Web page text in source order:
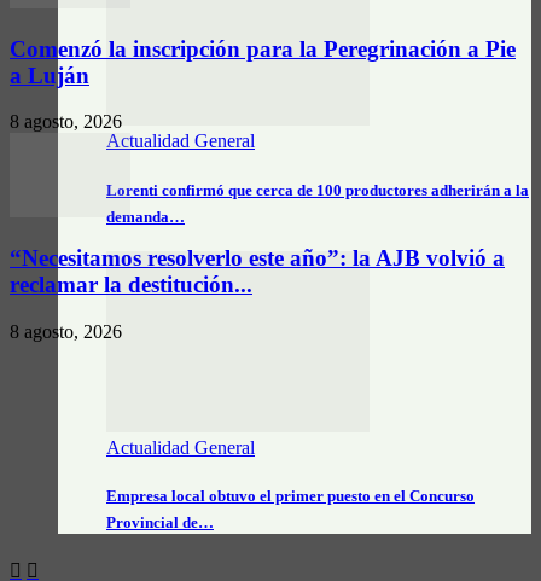
Actualidad General
Lorenti confirmó que cerca de 100 productores adherirán a la
demanda…
Actualidad General
Empresa local obtuvo el primer puesto en el Concurso
Provincial de…
Comenzó la inscripción para la Peregrinación a Pie
a Luján
8 agosto, 2026
“Necesitamos resolverlo este año”: la AJB volvió a
reclamar la destitución...
8 agosto, 2026